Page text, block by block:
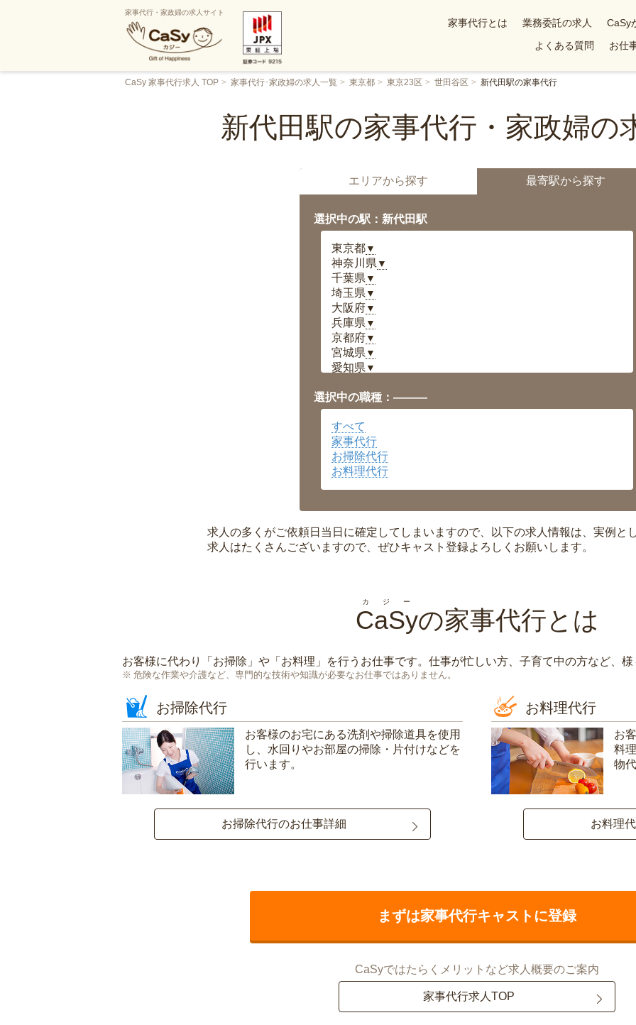
家事代行・家政婦の求人サイト
家事代行とは 業務委託の求人
CaSy
よくある質問
お仕
CaSy 家事代行求人 TOP 家事代行･家政婦の求人一覧 東京都 東京23区 世田谷区 新代田駅の家事代行
新代田駅の家事代行・家政婦の
エリアから探す 最寄駅から探す
選択中の駅：新代田駅
東京都▼
神奈川県 ▼
千葉県 ▼
埼玉県 ▼
大阪府▼
兵庫県 ▼
京都府▼
宮城県 ▼
愛知県 ▼
岡山県▼
広島県▼
沖縄県
選択中の職種：———
すべて
家事代行
お掃除代行
お料理代行
求人の多くがご依頼日当日に確定してしまいますので、以下の求人情報は、実例と
求人はたくさんございますので、ぜひキャスト登録よろしくお願いします。
CaSy
カジー
の家事代行とは
お客様に代わり「 お掃除 」や「 お料理 」を行うお仕事です。仕事が忙しい方、子育て中の方など、
危険な作業や介護など、専門的な技術や知識が必要なお仕事ではありません。
お掃除代行
お客様のお宅にある洗剤や掃除道具を使用
し、水回りやお部屋の掃除・片付けなどを
行います。
お掃除代行のお仕事詳細
お料理代行
お
料
物
お料理
まずは家事代行キャストに登録
CaSyではたらくメリットなど求人概要のご案内
家事代行求人TOP